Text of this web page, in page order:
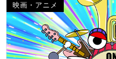
映画・アニメ